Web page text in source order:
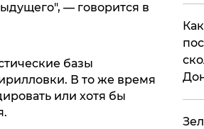
— говорится в
базы
В то же время
или хотя бы